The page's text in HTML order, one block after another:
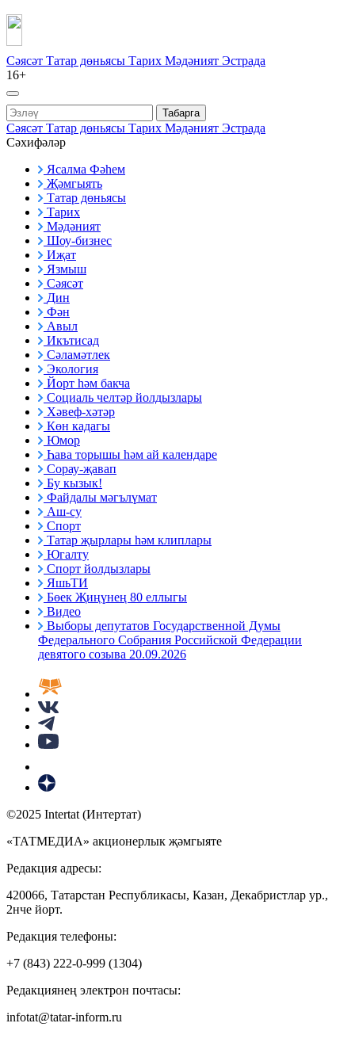
Сәясәт Татар дөньясы Тарих Мәдәният Эстрада
16+
Табарга
Сәясәт Татар дөньясы Тарих Мәдәният Эстрада
Сәхифәләр
Ясалма Фәһем
Җәмгыять
Татар дөньясы
Тарих
Мәдәният
Шоу-бизнес
Иҗат
Язмыш
Сәясәт
Дин
Фән
Авыл
Икътисад
Сәламәтлек
Экология
Йорт һәм бакча
Социаль челтәр йолдызлары
Хәвеф-хәтәр
Көн кадагы
Юмор
Һава торышы һәм ай календаре
Сорау-җавап
Бу кызык!
Файдалы мәгълүмат
Аш-су
Спорт
Татар җырлары һәм клиплары
Югалту
Спорт йолдызлары
ЯшьТИ
Бөек Җиңүнең 80 еллыгы
Видео
Выборы депутатов Государственной Думы
Федерального Собрания Российской Федерации
девятого созыва 20.09.2026
©2025 Intertat (Интертат)
«ТАТМЕДИА» акционерлык җәмгыяте
Редакция адресы:
420066, Татарстан Республикасы, Казан, Декабристлар ур.,
2нче йорт.
Редакция телефоны:
+7 (843) 222-0-999 (1304)
Редакциянең электрон почтасы:
infotat@tatar-inform.ru